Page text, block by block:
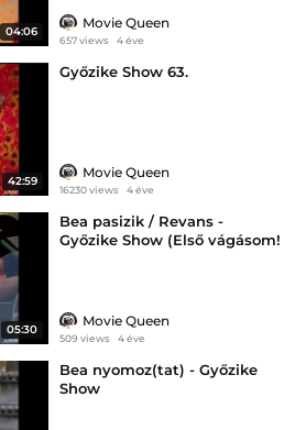
04:06
Movie Queen
657 views 4 éve
42:59
Győzike Show 63.
Movie Queen
16230 views 4 éve
05:30
Bea pasizik / Revans -
Győzike Show (Első vágásom!
Movie Queen
509 views 4 éve
Bea nyomoz(tat) - Győzike
Show